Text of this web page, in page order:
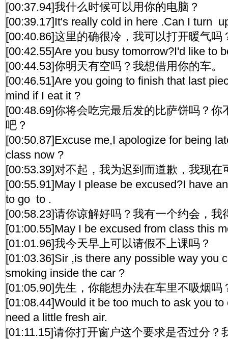
[00:37.94]我什么时候可以用你的电脑？
[00:39.17]It's really cold in here .Can I turn
[00:40.86]这里的确很冷，我可以打开暖气吗
[00:42.55]Are you busy tomorrow?I'd like to
[00:44.53]你明天有空吗？我想借用你的车。
[00:46.51]Are you going to finish that last
mind if I eat it ?
[00:48.69]你将会吃完最后发的比萨饼吗？你
吧？
[00:50.87]Excuse me,I apologize for being
class now ?
[00:53.39]对不起，我为迟到而道歉，我现在
[00:55.91]May I please be excused?I have
to go to .
[00:58.23]请你谅解好吗？我有一个约会，我
[01:00.55]May I be excused from class this
[01:01.96]我今天早上可以请假不上课吗？
[01:03.36]Sir ,is there any possible way you
smoking inside the car ?
[01:05.90]先生，你能想办法在车里不吸烟吗
[01:08.44]Would it be too much to ask you
need a little fresh air.
[01:11.15]请你打开窗户这个要求是否过分？